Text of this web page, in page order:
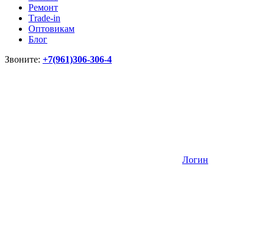
Ремонт
Тrade-in
Оптовикам
Блог
Звоните: +7(961)306-306-4
Логин